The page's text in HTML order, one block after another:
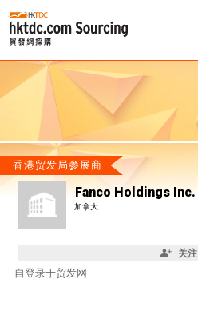
香港贸发局参展商
Fanco Holdings Inc.
加拿大
关注
自登录于贸发网